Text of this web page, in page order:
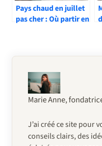
Pays chaud en juillet
pas cher : Où partir en
Marie Anne,
J’ai créé ce site pour
conseils clairs, des